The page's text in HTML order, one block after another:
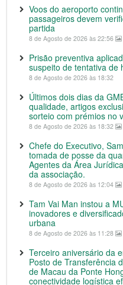
Voos do aeroporto
passageiros devem
partida
8 de Agosto de 2026 às 22:56
Prisão preventiva
suspeito de tentativa de
8 de Agosto de 2026 às 18:32
Últimos dois dias da
qualidade, artigos
sorteio com prémios no
8 de Agosto de 2026 às 18:32
Chefe do Executivo,
tomada de posse da
Agentes da Área
da associação.
8 de Agosto de 2026 às 12:04
Tam Vai Man instou a
inovadores e
urbana
8 de Agosto de 2026 às 11:28
Terceiro aniversário da
Posto de Transferência
de Macau da Ponte
conectividade logística